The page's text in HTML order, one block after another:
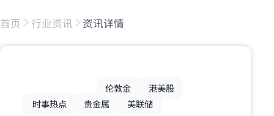
首页 行业资讯 资讯详情
伦敦金
港美股
时事热点
贵金属 美联储